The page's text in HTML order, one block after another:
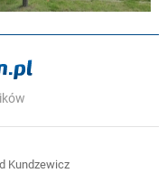
Kundzewicz